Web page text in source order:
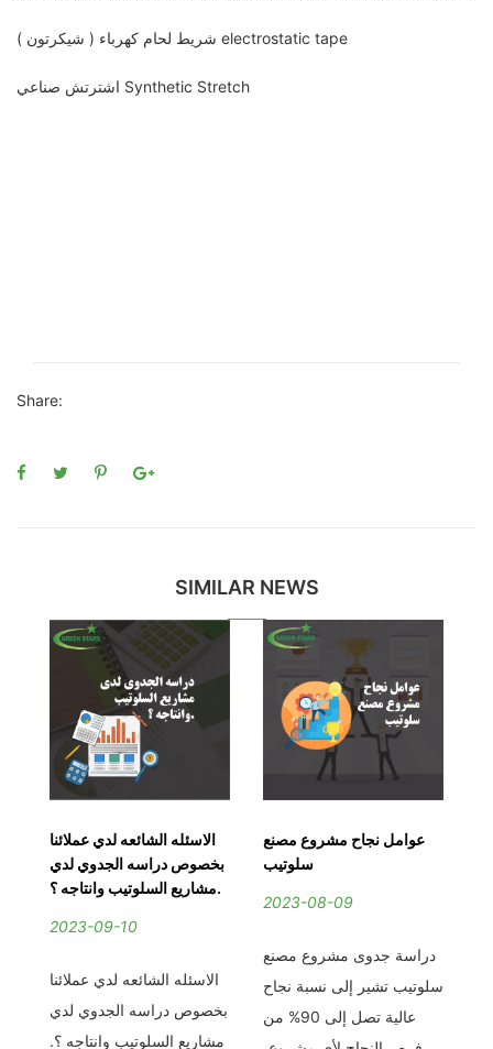
شريط لحام كهرباء ( شيكرتون ) electrostatic tape
اشترتش صناعي Synthetic Stretch
Share:
SIMILAR NEWS
الاسئله الشائعه لدي عملائنا
بخصوص دراسه الجدوي لدي
مشاريع السلوتيب وانتاجه ؟.
2023-09-10
الاسئله الشائعه لدي عملائنا
بخصوص دراسه الجدوي لدي
مشاريع السلوتيب وانتاجه ؟.
عوامل نجاح مشروع مصنع
سلوتيب
2023-08-09
دراسة جدوى مشروع مصنع
سلوتيب تشير إلى نسبة نجاح
عالية تصل إلى 90% من